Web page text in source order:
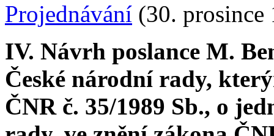
Projednávání (30. prosince
IV. Návrh poslance M.
České národní rady,
ČNR č. 35/1989 Sb., o